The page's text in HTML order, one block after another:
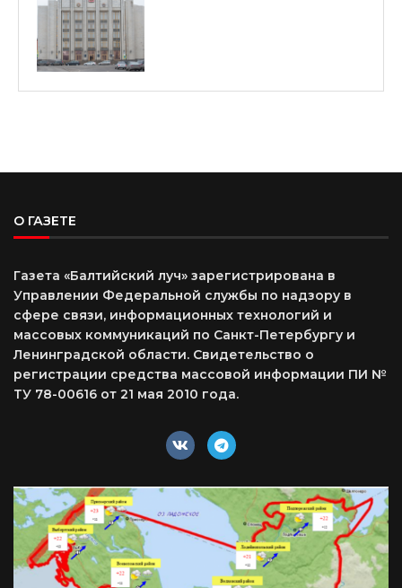
О ГАЗЕТЕ
Газета «Балтийский луч» зарегистрирована в
Управлении Федеральной службы по надзору в
сфере связи, информационных технологий и
массовых коммуникаций по Санкт-Петербургу и
Ленинградской области. Свидетельство о
регистрации средства массовой информации ПИ №
ТУ 78-00616 от 21 мая 2010 года.